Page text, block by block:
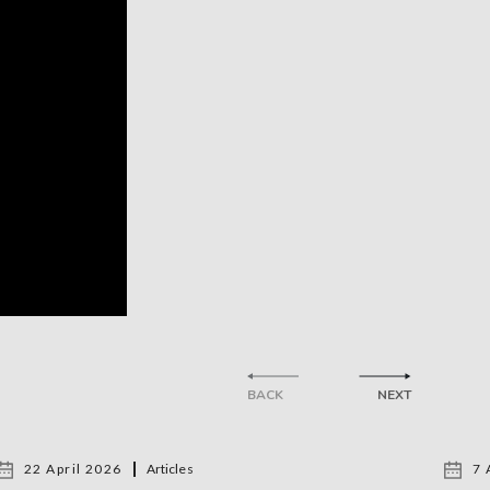
BACK
22 April 2026 Articles 7
NEXT